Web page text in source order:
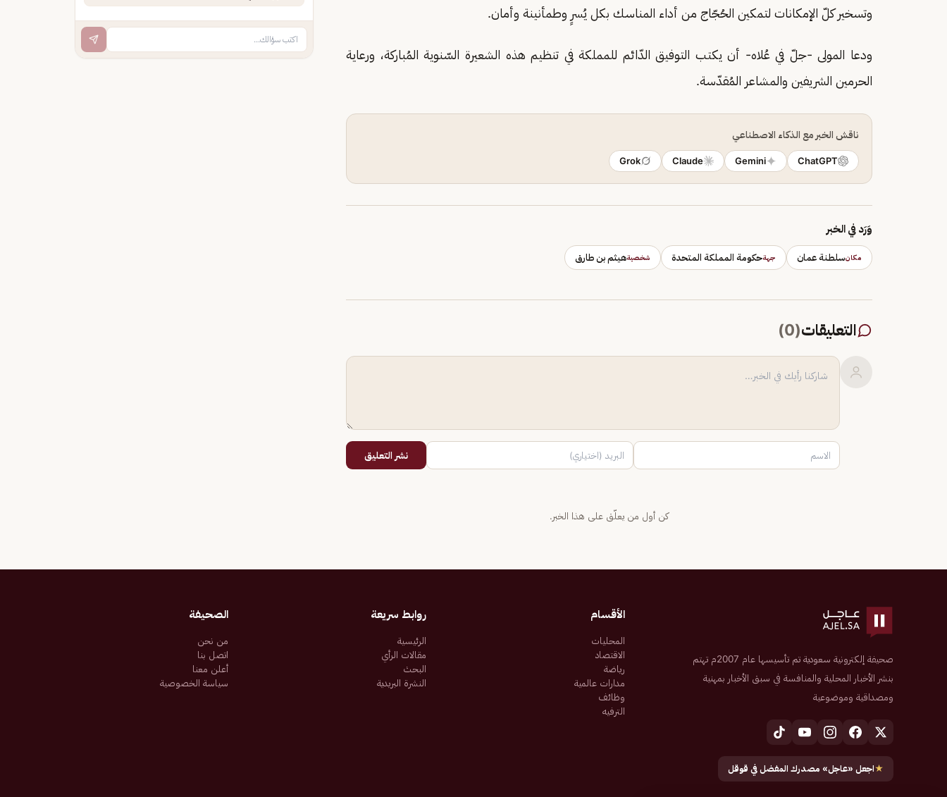
وتسخير كلّ الإمكانات لتمكين الحُجّاج من أداء المناسك بكل يُسرٍ وطمأنينة وأمان.
ودعا المولى -جلّ في عُلاه- أن يكتب التوفيق الدّائم للمملكة في تنظيم هذه الشعيرة السّنوية المُباركة، ورعاية
الحرمين الشريفين والمشاعر المُقدّسة.
ناقش الخبر مع الذكاء الاصطناعي
ChatGPT
Gemini
Claude
Grok
وَرَد في الخبر
مكانسلطنة عمان جهةحكومة المملكة المتحدة شخصيةهيثم بن طارق
التعليقات(
0
)
نشر التعليق
كن أول من يعلّق على هذا الخبر.
صحيفة إلكترونية سعودية تم تأسيسها عام 2007م تهتم
بنشر الأخبار المحلية والمنافسة في سبق الأخبار بمهنية
ومصداقية وموضوعية
★اجعل «عاجل» مصدرك المفضل في قوقل
الأقسام
المحليات
الاقتصاد
رياضة
مدارات عالمية
وظائف
الترفيه
روابط سريعة
الرئيسية
مقالات الرأي
البحث
النشرة البريدية
الصحيفة
من نحن
اتصل بنا
أعلن معنا
سياسة الخصوصية